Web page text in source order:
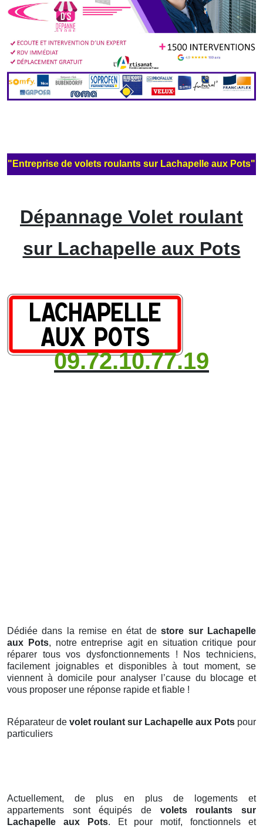
"Entreprise de volets roulants sur Lachapelle aux Pots"
Dépannage Volet roulant
sur Lachapelle aux Pots
09.72.10.77.19
Dédiée dans la remise en état destore sur Lachapelle
aux Pots, notre entreprise agit en situation critique pour
réparer tous vos dysfonctionnements ! Nos techniciens,
facilement joignables et disponibles à tout moment, se
viennent à domicile pour analyser l’cause du blocage et
vous proposer une réponse rapide et fiable !
Réparateur de volet roulant sur Lachapelle aux Pots pour
particuliers
Actuellement, de plus en plus de logements et
appartements sont équipés de volets roulants
sur
Lachapelle aux Pots. Et pour motif, fonctionnels et